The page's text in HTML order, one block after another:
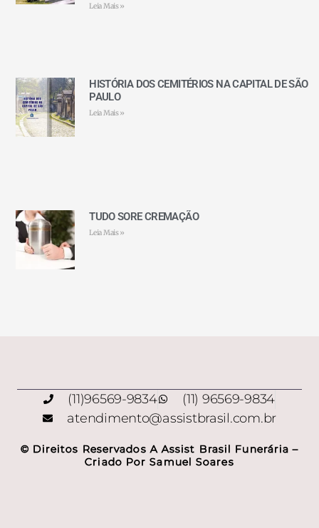
Leia Mais »
HISTÓRIA DOS CEMITÉRIOS NA CAPITAL DE SÃO
PAULO
Leia Mais »
TUDO SORE CREMAÇÃO
Leia Mais »
(11)96569-9834
(11) 96569-9834
atendimento@assistbrasil.com.br
© Direitos Reservados A Assist Brasil Funerária –
Criado Por Samuel Soares